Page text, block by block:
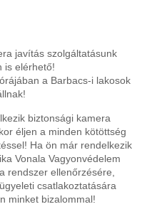
javítás szolgáltatásunk
is elérhető!
a Barbacs-i lakosok
biztonsági kamera
éljen a minden kötöttség
Ha ön már rendelkezik
Vonala Vagyonvédelem
rendszer ellenőrzésére,
csatlakoztatására
minket bizalommal!